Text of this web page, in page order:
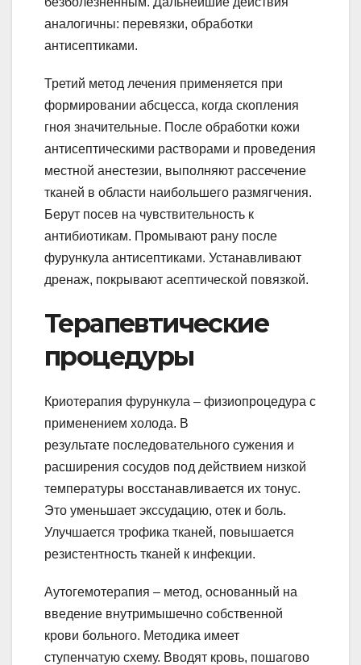
аналогичны: перевязки, обработки
антисептиками.
Третий метод лечения применяется при
формировании абсцесса, когда скопления
гноя значительные. После обработки кожи
антисептическими растворами и проведения
местной анестезии, выполняют рассечение
тканей в области наибольшего размягчения.
Берут посев на чувствительность к
антибиотикам. Промывают рану после
фурункула антисептиками. Устанавливают
дренаж, покрывают асептической повязкой.
Терапевтические
процедуры
Криотерапия фурункула – физиопроцедура с
применением холода. В
результате последовательного сужения и
расширения сосудов под действием низкой
температуры восстанавливается их тонус.
Это уменьшает экссудацию, отек и боль.
Улучшается трофика тканей, повышается
резистентность тканей к инфекции.
Аутогемотерапия – метод, основанный на
введение внутримышечно собственной
крови больного. Методика имеет
ступенчатую схему. Вводят кровь, пошагово